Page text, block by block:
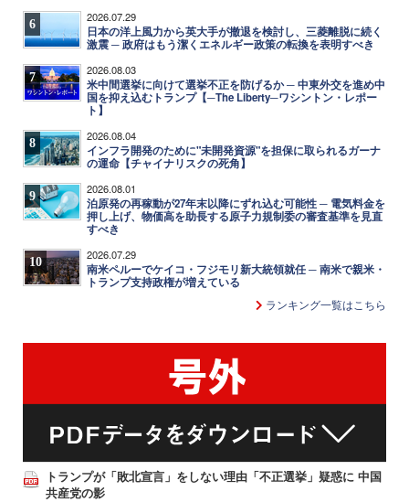
6 2026.07.29
日本の洋上風力から英大手が撤退を検討し、三菱離脱に続く
激震 ─ 政府はもう潔くエネルギー政策の転換を表明すべき
7 2026.08.03
米中間選挙に向けて選挙不正を防げるか ─ 中東外交を進め中
国を抑え込むトランプ【─The Liberty─ワシントン・レポー
ト】
8 2026.08.04
インフラ開発のために"未開発資源"を担保に取られるガーナ
の運命【チャイナリスクの死角】
9 2026.08.01
泊原発の再稼動が27年末以降にずれ込む可能性 ─ 電気料金を
押し上げ、物価高を助長する原子力規制委の審査基準を見直
すべき
10 2026.07.29
南米ペルーでケイコ・フジモリ新大統領就任 ─ 南米で親米・
トランプ支持政権が増えている
ランキング一覧はこちら
トランプが「敗北宣言」をしない理由「不正選挙」疑惑に 中国
共産党の影